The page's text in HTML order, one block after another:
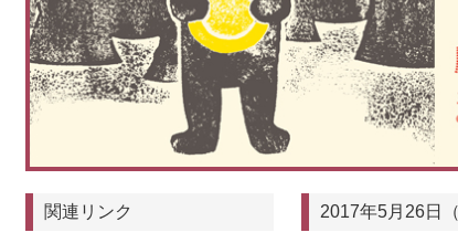
2017年5月26日
関連リンク